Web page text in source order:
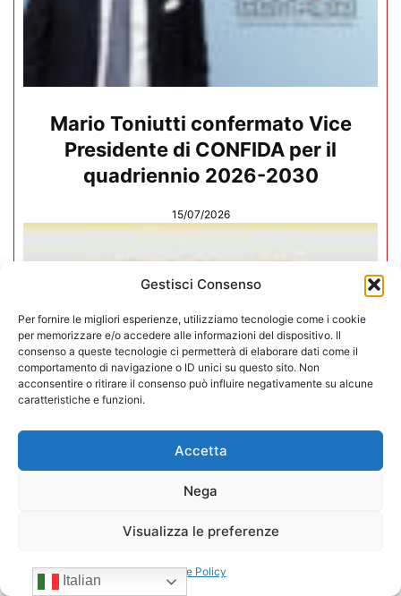
Gestisci Consenso
Per fornire le migliori esperienze, utilizziamo tecnologie come i cookie
per memorizzare e/o accedere alle informazioni del dispositivo. Il
consenso a queste tecnologie ci permetterà di elaborare dati come il
comportamento di navigazione o ID unici su questo sito. Non
acconsentire o ritirare il consenso può influire negativamente su alcune
caratteristiche e funzioni.
Accetta
Nega
Visualizza le preferenze
Cookie Policy
Mario Toniutti confermato Vice
Presidente di CONFIDA per il
quadriennio 2026-2030
15/07/2026
Bergamo TV: “I gestori H24 non
Italian